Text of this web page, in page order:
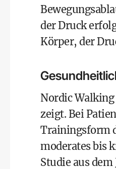
der Druck
Körper, der
Nordic
zeigt. Bei
Trainingsform
moderates bis
Studie aus